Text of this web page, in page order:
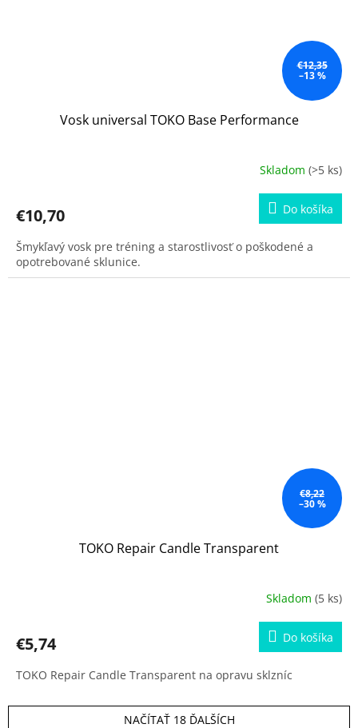
€12,35
–13 %
Vosk universal TOKO Base Performance
Skladom (>5 ks)
€10,70 Do košíka
Šmykľavý vosk pre tréning a starostlivosť o poškodené a
opotrebované sklunice.
€8,22
–30 %
TOKO Repair Candle Transparent
Skladom (5 ks)
€5,74 Do košíka
TOKO Repair Candle Transparent na opravu sklzníc
NAČÍTAŤ 18 ĎALŠÍCH